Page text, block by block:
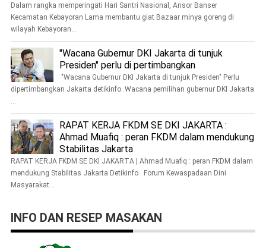
Dalam rangka memperingati Hari Santri Nasional, Ansor Banser
Kecamatan Kebayoran Lama membantu giat Bazaar minya goreng di
wilayah Kebayoran...
"Wacana Gubernur DKI Jakarta di tunjuk
Presiden" perlu di pertimbangkan
"Wacana Gubernur DKI Jakarta di tunjuk Presiden" Perlu
dipertimbangkan Jakarta detikinfo .Wacana pemilihan gubernur DKI Jakarta
...
RAPAT KERJA FKDM SE DKI JAKARTA :
Ahmad Muafiq : peran FKDM dalam mendukung
Stabilitas Jakarta
RAPAT KERJA FKDM SE DKI JAKARTA | Ahmad Muafiq : peran FKDM dalam
mendukung Stabilitas Jakarta Detikinfo Forum Kewaspadaan Dini
Masyarakat...
INFO DAN RESEP MASAKAN